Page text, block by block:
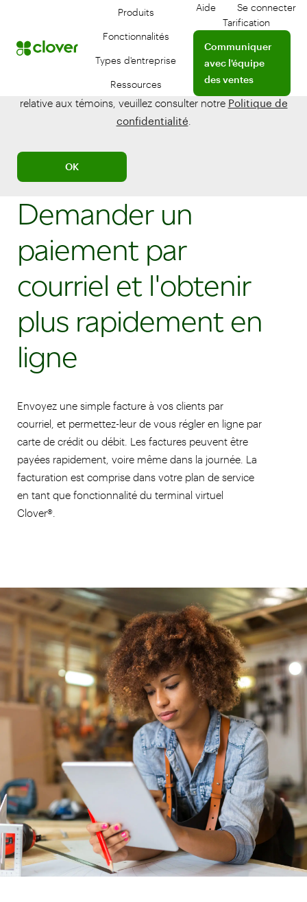
Produits
Fonctionnalités
Types d'entreprise
Ressources
Aide
Aide
Se connecter
Se
Tarification
Communiquer
avec l'équipe
des ventes
Contactez un
Notre site utilise des témoins pour améliorer votre
expérience. Pour plus d'informations sur notre politique
relative aux témoins, veuillez consulter notre Politique de
confidentialité
OK
Demander un
paiement par
courriel et l'obtenir
plus rapidement en
ligne
Envoyez une simple facture à vos clients par
courriel, et permettez-leur de vous régler en ligne par
carte de crédit ou débit. Les factures peuvent être
payées rapidement, voire même dans la journée. La
facturation est comprise dans votre plan de service
en tant que fonctionnalité du terminal virtuel
Clover®.